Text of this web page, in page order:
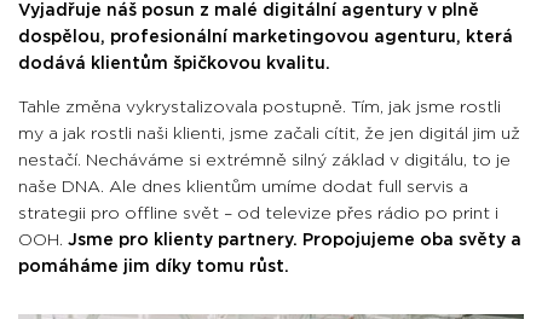
Vyjadřuje náš posun z malé digitální agentury v plně
dospělou, profesionální marketingovou agenturu, která
dodává klientům špičkovou kvalitu.
Tahle změna vykrystalizovala postupně. Tím, jak jsme rostli
my a jak rostli naši klienti, jsme začali cítit, že jen digitál jim už
nestačí. Necháváme si extrémně silný základ v digitálu, to je
naše DNA. Ale dnes klientům umíme dodat full servis a
strategii pro offline svět – od televize přes rádio po print i
OOH. Jsme pro klienty partnery. Propojujeme oba světy a
pomáháme jim díky tomu růst.